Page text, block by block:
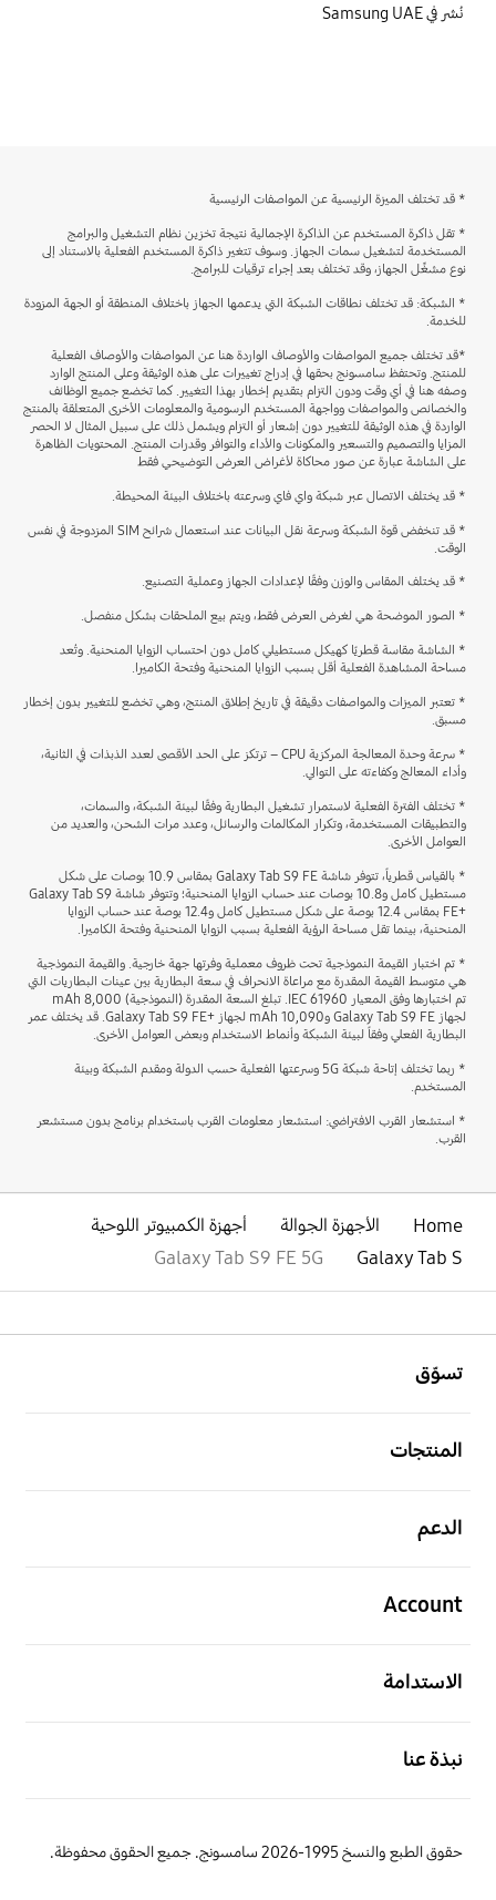
recommend Qualcomm Snapdragon 8 gen 2 as a
نُشر في Samsung UAE
* قد تختلف الميزة الرئيسية عن المواصفات الرئيسية
* تقل ذاكرة المستخدم عن الذاكرة الإجمالية نتيجة تخزين نظام التشغيل والبرامج
المستخدمة لتشغيل سمات الجهاز. وسوف تتغير ذاكرة المستخدم الفعلية بالاستناد إلى
نوع مشغِّل الجهاز، وقد تختلف بعد إجراء ترقيات للبرامج.
* الشبكة: قد تختلف نطاقات الشبكة التي يدعمها الجهاز باختلاف المنطقة أو الجهة المزودة
للخدمة.
*قد تختلف جميع المواصفات والأوصاف الواردة هنا عن المواصفات والأوصاف الفعلية
للمنتج. وتحتفظ سامسونج بحقها في إدراج تغييرات على هذه الوثيقة وعلى المنتج الوارد
وصفه هنا في أي وقت ودون التزام بتقديم إخطار بهذا التغيير. كما تخضع جميع الوظائف
والخصائص والمواصفات وواجهة المستخدم الرسومية والمعلومات الأخرى المتعلقة بالمنتج
الواردة في هذه الوثيقة للتغيير دون إشعار أو التزام ويشمل ذلك على سبيل المثال لا الحصر
المزايا والتصميم والتسعير والمكونات والأداء والتوافر وقدرات المنتج. المحتويات الظاهرة
على الشاشة عبارة عن صور محاكاة لأغراض العرض التوضيحي فقط
* قد يختلف الاتصال عبر شبكة واي فاي وسرعته باختلاف البيئة المحيطة.
* قد تنخفض قوة الشبكة وسرعة نقل البيانات عند استعمال شرائح SIM المزدوجة في نفس
الوقت.
* قد يختلف المقاس والوزن وفقًا لإعدادات الجهاز وعملية التصنيع.
* الصور الموضحة هي لغرض العرض فقط، ويتم بيع الملحقات بشكل منفصل.
* الشاشة مقاسة قطريًا كهيكل مستطيلي كامل دون احتساب الزوايا المنحنية. وتُعد
مساحة المشاهدة الفعلية أقل بسبب الزوايا المنحنية وفتحة الكاميرا.
* تعتبر الميزات والمواصفات دقيقة في تاريخ إطلاق المنتج، وهي تخضع للتغيير بدون إخطار
مسبق.
* سرعة وحدة المعالجة المركزية CPU – ترتكز على الحد الأقصى لعدد الذبذات في الثانية،
وأداء المعالج وكفاءته على التوالي.
* تختلف الفترة الفعلية لاستمرار تشغيل البطارية وفقًا لبيئة الشبكة، والسمات،
والتطبيقات المستخدمة، وتكرار المكالمات والرسائل، وعدد مرات الشحن، والعديد من
العوامل الأخرى.
* بالقياس قطرياً، تتوفر شاشة Galaxy Tab S9 FE بمقاس 10.9 بوصات على شكل
مستطيل كامل و10.8 بوصات عند حساب الزوايا المنحنية؛ وتتوفر شاشة Galaxy Tab S9
FE+‎ بمقاس 12.4 بوصة على شكل مستطيل كامل و12.4 بوصة عند حساب الزوايا
المنحنية، بينما تقل مساحة الرؤية الفعلية بسبب الزوايا المنحنية وفتحة الكاميرا.
* تم اختبار القيمة النموذجية تحت ظروف معملية وفرتها جهة خارجية. والقيمة النموذجية
هي متوسط القيمة المقدرة مع مراعاة الانحراف في سعة البطارية بين عينات البطاريات التي
تم اختبارها وفق المعيار IEC 61960. تبلغ السعة المقدرة (النموذجية) 8,000 mAh
لجهاز Galaxy Tab S9 FE و10,090 mAh لجهاز Galaxy Tab S9 FE+‎. قد يختلف عمر
البطارية الفعلي وفقاً لبيئة الشبكة وأنماط الاستخدام وبعض العوامل الأخرى.
* ربما تختلف إتاحة شبكة 5G وسرعتها الفعلية حسب الدولة ومقدم الشبكة وبيئة
المستخدم.
* استشعار القرب الافتراضي: استشعار معلومات القرب باستخدام برنامج بدون مستشعر
القرب.
Home الأجهزة الجوالة
أجهزة الكمبيوتر اللوحية
Galaxy Tab S
Galaxy Tab S9 FE 5G
تسوّق
المنتجات
الدعم
Account
الاستدامة
نبذة عنا
حقوق الطبع والنسخ 1995-2026 سامسونج. جميع الحقوق محفوظة.